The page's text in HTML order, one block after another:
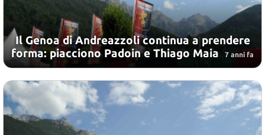
Il Genoa di Andreazzoli continua a prendere
forma: piacciono Padoin e Thiago Maia
7 anni fa